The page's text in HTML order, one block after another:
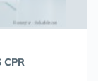
CPR